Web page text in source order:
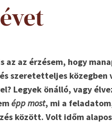
az érzésem, hogy
szeretetteljes közegben
Legyek önálló, vagy
épp most, mi a
között. Volt időm